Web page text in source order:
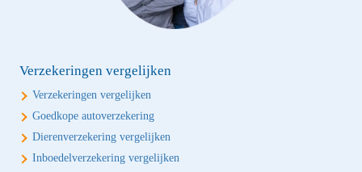
Verzekeringen vergelijken
Verzekeringen vergelijken
Goedkope autoverzekering
Dierenverzekering vergelijken
Inboedelverzekering vergelijken